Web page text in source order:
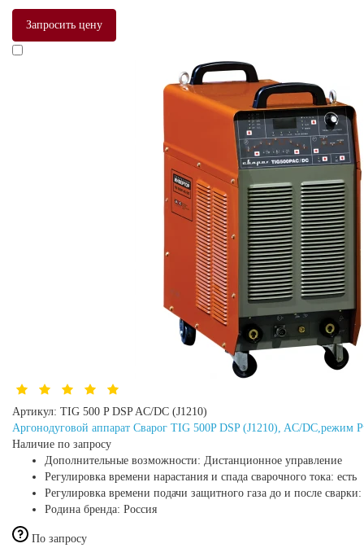
Запросить цену
Артикул: TIG 500 P DSP AC/DC (J1210)
Аргонодуговой аппарат Сварог TIG 500P DSP (J1210), AC/DC,режим
Наличие по запросу
Дополнительные возможности: Дистанционное управление
Регулировка времени нарастания и спада сварочного тока: есть
Регулировка времени подачи защитного газа до и после сварки:
Родина бренда: Россия
По запросу